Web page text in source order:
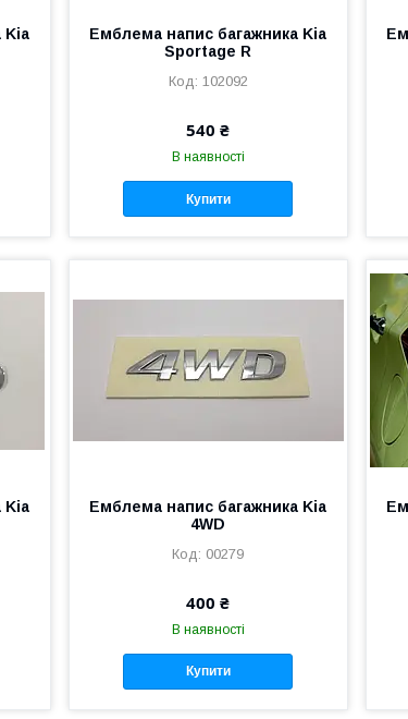
Kia
Емблема напис багажника Kia
Sportage R
102092
540 ₴
В наявності
Купити
Kia
Емблема напис багажника Kia
4WD
00279
400 ₴
В наявності
Купити